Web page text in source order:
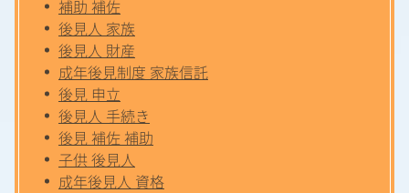
補助 補佐
後見人 家族
後見人 財産
成年後見制度 家族信託
後見 申立
後見人 手続き
後見 補佐 補助
子供 後見人
成年後見人 資格